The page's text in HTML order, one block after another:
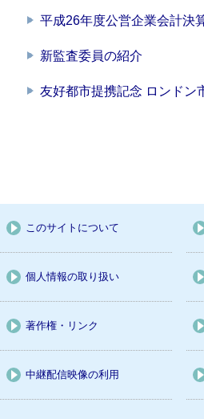
平成26年度公営企業会計決
新監査委員の紹介
友好都市提携記念 ロンドン
このサイトについて
個人情報の取り扱い
著作権・リンク
中継配信映像の利用